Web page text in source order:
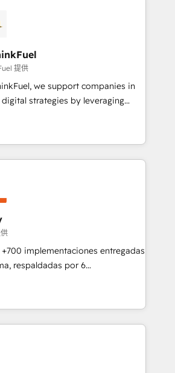
tailored HubSpot solutions. Our
with the care and agility of a
we’re big enough to deliver
HubSpot
& data migration Custom AI agents
提供
we support companies in
strategies by leveraging
automating their marketing and
generate growth. Our offer spans
We specialize in CRM
web design, sales
and digital marketing. With
working with tech companies
since 2002, we are committed to
and developing their
grips with HubSpot through
and seamless integration of
into your digital ecosystem. Would
We'll provide support tailored
sales objectives. With 125+
in Canada (coast to coast), our
in both English & French.
implementaciones entregadas
respaldadas por 6
HubSpot y un equipo de 6
avalados por HubSpot Academy.
las empresas en cada etapa de su
estrategia, tecnología y
por combinar excelencia
estratégica a largo plazo.